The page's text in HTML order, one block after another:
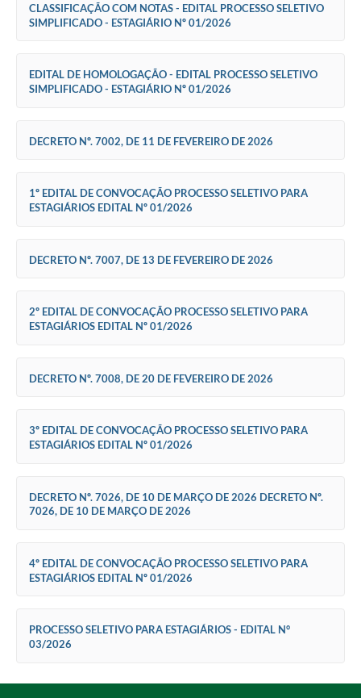
Editais
Serviços Online
Transparência
Jornal
Serviço de Inspeção Municipal de Produtos de Origem Animal
(SIM/POA).
CLASSIFICAÇÃO COM NOTAS - EDITAL PROCESSO SELETIVO
SIMPLIFICADO - ESTAGIÁRIO Nº 01/2026
EDITAL DE HOMOLOGAÇÃO - EDITAL PROCESSO SELETIVO
SIMPLIFICADO - ESTAGIÁRIO Nº 01/2026
DECRETO Nº. 7002, DE 11 DE FEVEREIRO DE 2026
1º EDITAL DE CONVOCAÇÃO PROCESSO SELETIVO PARA
ESTAGIÁRIOS EDITAL Nº 01/2026
DECRETO Nº. 7007, DE 13 DE FEVEREIRO DE 2026
2º EDITAL DE CONVOCAÇÃO PROCESSO SELETIVO PARA
ESTAGIÁRIOS EDITAL Nº 01/2026
DECRETO Nº. 7008, DE 20 DE FEVEREIRO DE 2026
3º EDITAL DE CONVOCAÇÃO PROCESSO SELETIVO PARA
ESTAGIÁRIOS EDITAL Nº 01/2026
DECRETO Nº. 7026, DE 10 DE MARÇO DE 2026 DECRETO Nº.
7026, DE 10 DE MARÇO DE 2026
4º EDITAL DE CONVOCAÇÃO PROCESSO SELETIVO PARA
ESTAGIÁRIOS EDITAL Nº 01/2026
PROCESSO SELETIVO PARA ESTAGIÁRIOS - EDITAL N°
03/2026